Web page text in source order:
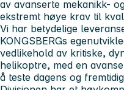
av avanserte mekanikk-
ekstremt høye krav til
Vi har betydelige
KONGSBERGs
vedlikehold av kritiske,
helikoptre, med en
å teste dagens og